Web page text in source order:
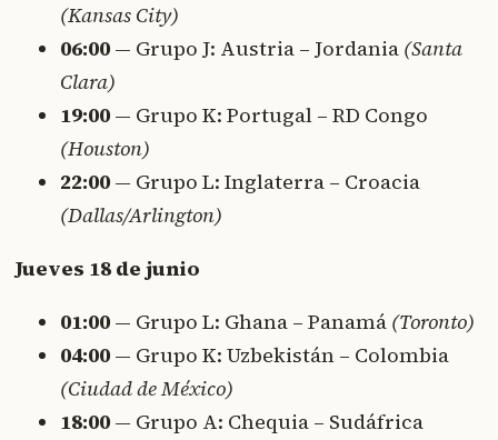
(Kansas City)
06:00 — Grupo J: Austria – Jordania (Santa
Clara)
19:00 — Grupo K: Portugal – RD Congo
(Houston)
22:00 — Grupo L: Inglaterra – Croacia
(Dallas/Arlington)
Jueves 18 de junio
01:00 — Grupo L: Ghana – Panamá (Toronto)
04:00 — Grupo K: Uzbekistán – Colombia
(Ciudad de México)
18:00 — Grupo A: Chequia – Sudáfrica